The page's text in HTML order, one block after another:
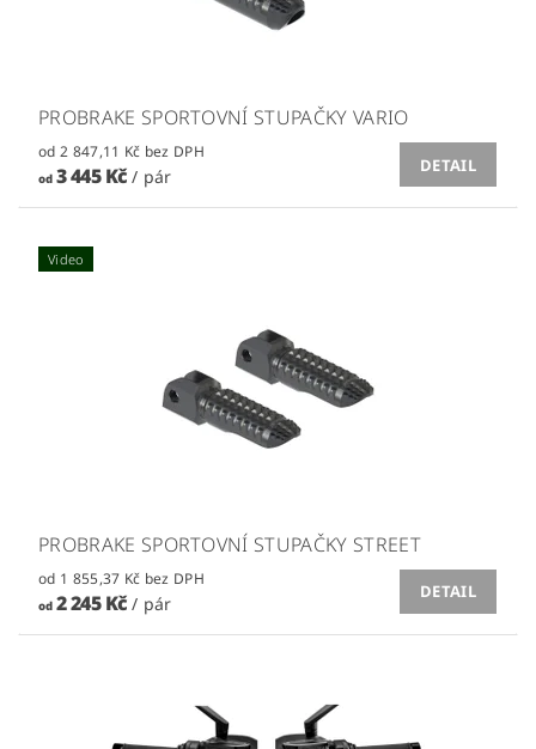
PROBRAKE SPORTOVNÍ STUPAČKY VARIO
od 2 847,11 Kč bez DPH
od3 445 Kč/ pár
DETAIL
Video
PROBRAKE SPORTOVNÍ STUPAČKY STREET
od 1 855,37 Kč bez DPH
od2 245 Kč/ pár
DETAIL